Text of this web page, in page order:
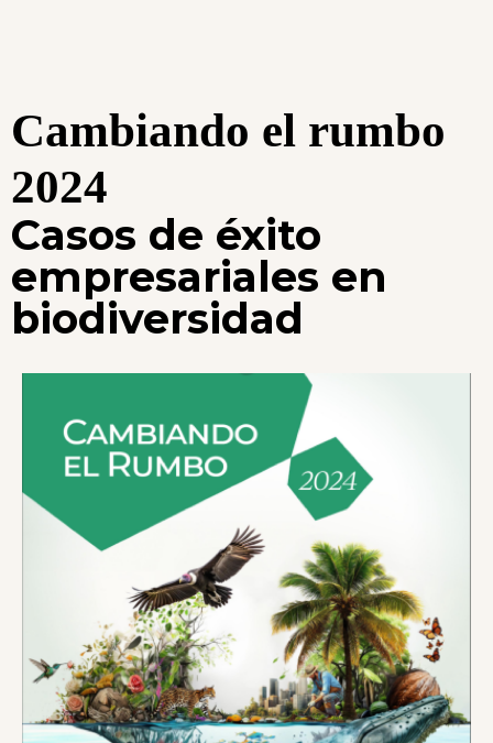
Cambiando el rumbo
2024
Casos de éxito
empresariales en
biodiversidad